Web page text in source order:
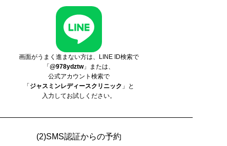
画面がうまく進まない方は、LINE ID検索で
「@978ydztw」または、
公式アカウント検索で
「ジャスミンレディースクリニック 」と
入力してお試しください。
(2)SMS認証からの予約